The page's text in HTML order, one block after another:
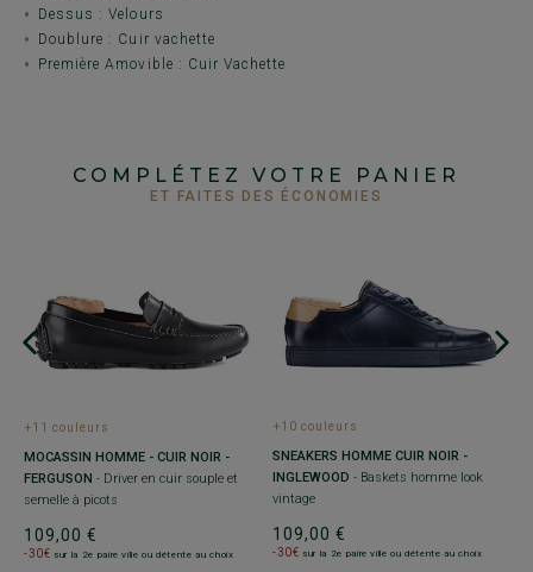
Dessus : Velours
Doublure : Cuir vachette
Première Amovible : Cuir Vachette
COMPLÉTEZ VOTRE PANIER
ET FAITES DES ÉCONOMIES
+11 couleurs
MOCASSIN HOMME - CUIR NOIR -
FERGUSON - Driver en cuir souple et
semelle à picots
109,00 €
-30€ sur la 2e paire ville ou détente au choix
+10 couleurs
SNEAKERS HOMME CUIR NOIR -
INGLEWOOD - Baskets homme look
vintage
109,00 €
-30€ sur la 2e paire ville ou détente au choix